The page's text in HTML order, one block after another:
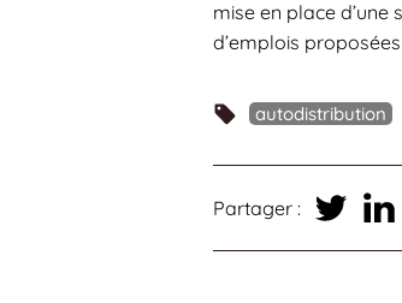
mise en place
d’emplois
autodistribution
Partager :